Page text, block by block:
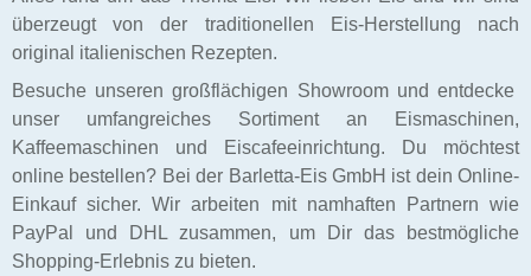
überzeugt von der traditionellen Eis-Herstellung nach
original italienischen Rezepten.
Besuche unseren großflächigen Showroom und entdecke
unser umfangreiches Sortiment an Eismaschinen,
Kaffeemaschinen und Eiscafeeinrichtung. Du möchtest
online bestellen? Bei der Barletta-Eis GmbH ist dein Online-
Einkauf sicher. Wir arbeiten mit namhaften Partnern wie
PayPal und DHL zusammen, um Dir das bestmögliche
Shopping-Erlebnis zu bieten.